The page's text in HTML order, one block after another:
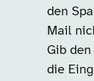
den
Mail
Gib
die